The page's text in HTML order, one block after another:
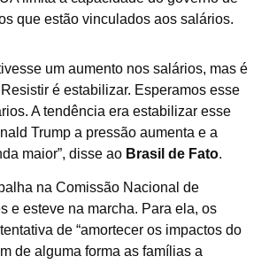
que estão vinculados aos salários.
um aumento nos salários, mas é
é estabilizar. Esperamos esse
A tendência era estabilizar esse
Trump a pressão aumenta e a
maior”, disse ao Brasil de Fato.
na Comissão Nacional de
e esteve na marcha. Para ela, os
de “amortecer os impactos do
de alguma forma as famílias a